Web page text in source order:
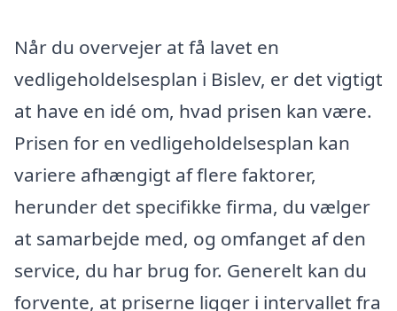
Når du overvejer at få lavet en
vedligeholdelsesplan i Bislev, er det vigtigt
at have en idé om, hvad prisen kan være.
Prisen for en vedligeholdelsesplan kan
variere afhængigt af flere faktorer,
herunder det specifikke firma, du vælger
at samarbejde med, og omfanget af den
service, du har brug for. Generelt kan du
forvente, at priserne ligger i intervallet fra